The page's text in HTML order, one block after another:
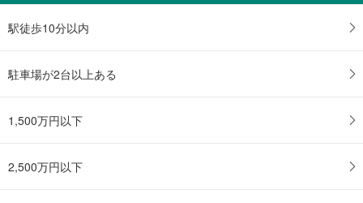
駅徒歩10分以内
駐車場が2台以上ある
1,500万円以下
2,500万円以下